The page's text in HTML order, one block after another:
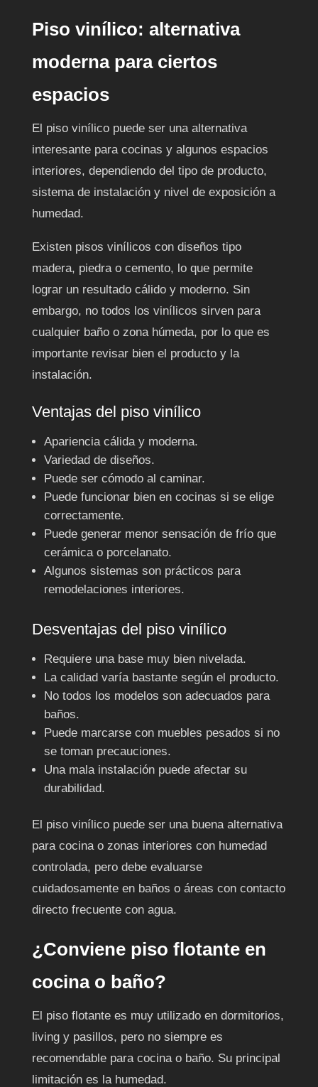
Piso vinílico: alternativa
moderna para ciertos
espacios
El piso vinílico puede ser una alternativa
interesante para cocinas y algunos espacios
interiores, dependiendo del tipo de producto,
sistema de instalación y nivel de exposición a
humedad.
Existen pisos vinílicos con diseños tipo
madera, piedra o cemento, lo que permite
lograr un resultado cálido y moderno. Sin
embargo, no todos los vinílicos sirven para
cualquier baño o zona húmeda, por lo que es
importante revisar bien el producto y la
instalación.
Ventajas del piso vinílico
Apariencia cálida y moderna.
Variedad de diseños.
Puede ser cómodo al caminar.
Puede funcionar bien en cocinas si se elige
correctamente.
Puede generar menor sensación de frío que
cerámica o porcelanato.
Algunos sistemas son prácticos para
remodelaciones interiores.
Desventajas del piso vinílico
Requiere una base muy bien nivelada.
La calidad varía bastante según el producto.
No todos los modelos son adecuados para
baños.
Puede marcarse con muebles pesados si no
se toman precauciones.
Una mala instalación puede afectar su
durabilidad.
El piso vinílico puede ser una buena alternativa
para cocina o zonas interiores con humedad
controlada, pero debe evaluarse
cuidadosamente en baños o áreas con contacto
directo frecuente con agua.
¿Conviene piso flotante en
cocina o baño?
El piso flotante es muy utilizado en dormitorios,
living y pasillos, pero no siempre es
recomendable para cocina o baño. Su principal
limitación es la humedad.